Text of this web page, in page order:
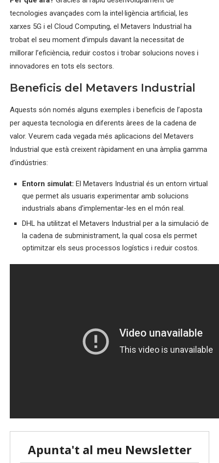
tecnologies avançades com la intel·ligència artificial, les
xarxes 5G i el Cloud Computing, el Metavers Industrial ha
trobat el seu moment d’impuls davant la necessitat de
millorar l’eficiència, reduir costos i trobar solucions noves i
innovadores en tots els sectors.
Beneficis del Metavers Industrial
Aquests són només alguns exemples i beneficis de l’aposta
per aquesta tecnologia en diferents àrees de la cadena de
valor. Veurem cada vegada més aplicacions del Metavers
Industrial que està creixent ràpidament en una àmplia gamma
d’indústries:
Entorn simulat: El Metavers Industrial és un entorn virtual
que permet als usuaris experimentar amb solucions
industrials abans d’implementar-les en el món real.
DHL ha utilitzat el Metavers Industrial per a la simulació de
la cadena de subministrament, la qual cosa els permet
optimitzar els seus processos logístics i reduir costos.